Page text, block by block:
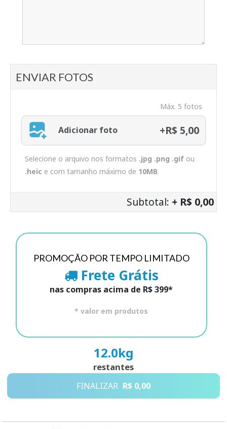
ENVIAR FOTOS
Máx. 5 fotos
Adicionar foto +R$ 5,00
Selecione o arquivo nos formatos .jpg .png .gif ou
.heic e com tamanho máximo de 10MB.
Subtotal: + R$ 0,00
PROMOÇÃO POR TEMPO LIMITADO
Frete Grátis
nas compras acima de R$ 399*
* valor em produtos
12.0kg
restantes
FINALIZAR R$ 0,00